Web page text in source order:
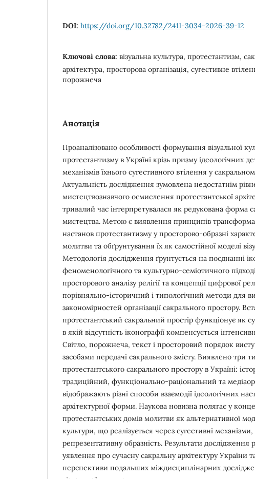
DOI: https://doi.org/10.32782/2411-3034-2026-39-12
Ключові слова: візуальна культура, протестантизм,
архітектура, просторова організація, сугестивне
порожнеча
Анотація
Проаналізовано особливості формування візуальної
протестантизму в Україні крізь призму ідеологічних
механізмів їхнього сугестивного втілення у
Актуальність дослідження зумовлена недостатнім
мистецтвознавчого осмислення протестантської
тривалий час інтерпретувалася як редукована форма
мистецтва. Метою є виявлення принципів
настанов протестантизму у просторово-образні
молитви та обґрунтування їх як самостійної моделі
Методологія дослідження ґрунтується на поєднанні
феноменологічного та культурно-семіотичного
просторового аналізу релігії та концепції цифрової
порівняльно-історичний і типологічний методи для
закономірностей організації сакрального простору.
протестантський сакральний простір функціонує як
в якій відсутність іконографії компенсується
Світло, порожнеча, текст і просторовий порядок
засобами передачі сакрального змісту. Виявлено три
протестантського сакрального простору в Україні:
традиційний, функціонально-раціональний та
відображають різні способи взаємодії ідеологічних
архітектурної форми. Наукова новизна полягає у
протестантських домів молитви як альтернативної
культури, що реалізується через сугестивні
репрезентативну образність. Результати
уявлення про сучасну сакральну архітектуру України
перспективи подальших міждисциплінарних